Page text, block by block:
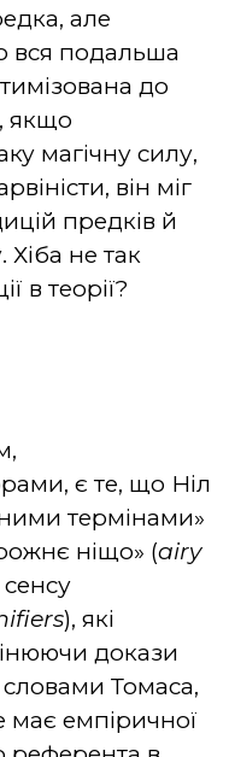
але
вся подальша
до
якщо
магічну силу,
він міг
предків й
не так
в теорії?
є те, що Ніл
термінами»
ніщо» (airy
), які
докази
словами Томаса,
емпіричної